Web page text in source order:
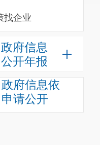
找企业
政府信息
公开年报
政府信息依
申请公开